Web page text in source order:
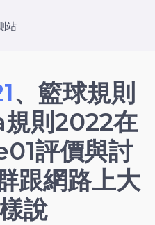
站
、籃球規則
則2022在
評價與討
跟網路上大
說